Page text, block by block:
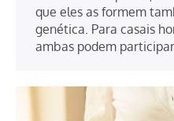
que eles as formem
genética. Para casais
ambas podem